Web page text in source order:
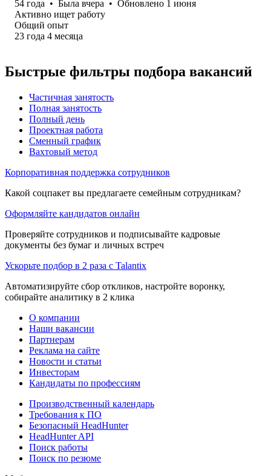
54 года • Была вчера • Обновлено 1 июня
Активно ищет работу
Общий опыт
23 года 4 месяца
Быстрые фильтры подбора вакансий
Частичная занятость
Полная занятость
Полный день
Проектная работа
Сменный график
Вахтовый метод
Корпоративная поддержка сотрудников
Какой соцпакет вы предлагаете семейным сотрудникам?
Оформляйте кандидатов онлайн
Проверяйте сотрудников и подписывайте кадровые
документы без бумаг и личных встреч
Ускорьте подбор в 2 раза с Talantix
Автоматизируйте сбор откликов, настройте воронку,
собирайте аналитику в 2 клика
О компании
Наши вакансии
Партнерам
Реклама на сайте
Новости и статьи
Инвесторам
Кандидаты по профессиям
Производственный календарь
Требования к ПО
Безопасный HeadHunter
HeadHunter API
Поиск работы
Поиск по резюме